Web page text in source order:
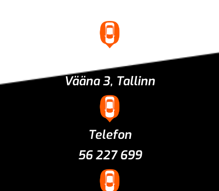
Asukoht
Vääna 3, Tallinn
Telefon
56 227 699